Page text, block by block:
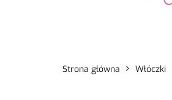
Strona główna Włóczki